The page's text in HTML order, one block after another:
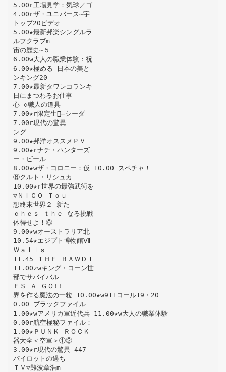
5.00r工場見学：気球／ゴ
4.00rザ・ユニバース∼宇
トップ20ビデオ
5.00★最新邦楽シングルラ
ルフクラブm
宙の歴史∼５
6.00w大人の職業体験：祝
6.00★極める 日本の美と
ンキング20
7.00★最新タワレコランキ
日にまつわるお仕事
心 ◇職人の道具
7.00★r限定生産̶シーダ
7.00r現代の驚異
ング
9.00★邦洋オススメＰＶ
9.00★rナチ・ハンターズ
ー・ビール
8.00★wザ・コロニー：仮 10.00 スペチャ！
⑥クルト・リシュカ
10.00★r世界の最強武術を
▽ＮＩＣＯ Ｔｏｕ
想終末世界２ 新た
ｃｈｅｓ ｔｈｅ なる挑戦
体得せよ！⑥
9.00★wオーストラリア北
10.54★エジプト博物館Ⅶ
Ｗａｌｌｓ
11.45 ＴＨＥ ＢＡＷＤＩ
11.00zwキング・コーン世
部でサバイバル
ＥＳ Ａ ＧＯ!!
界を作る魔法の一粒 10.00★w911コール19・20
0.00 ブラックファイル
1.00★wアメリカ軍近代兵 11.00★w大人の職業体験
0.00r航空極秘ファイル：
1.00★ＰＵＮＫ ＲＯＣＫ
器大全＜空軍＞①②
3.00★r現代の驚異_447
パイロットの過ち
ＴＶ▽難波章浩m